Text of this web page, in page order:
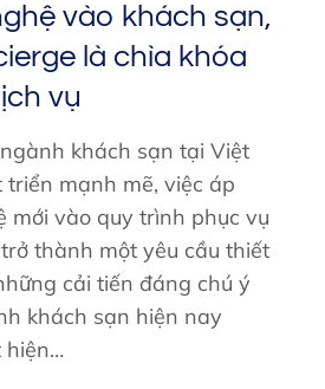
vào khách sạn,
là chìa khóa
vụ
khách sạn tại Việt
mạnh mẽ, việc áp
mới vào quy trình phục vụ
thành một yêu cầu thiết
cải tiến đáng chú ý
khách sạn hiện nay
hiện…